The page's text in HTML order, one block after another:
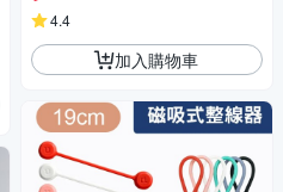
4.4
加入購物車